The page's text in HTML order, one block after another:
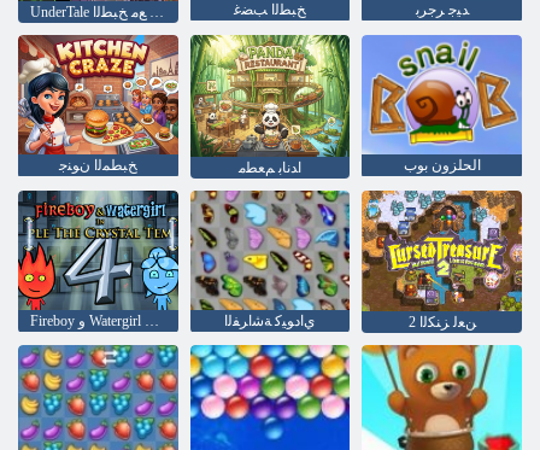
ﺦﺒﻄﻟﺍ ﺐﻀﻏ ﺪﻴﺟ ﺮﺟﺮﺑ
ﺦﺒﻄﻤﻟﺍ ﻥﻮﻨﺟ ﺍﺪﻧﺎﺑ ﻢﻌﻄﻣ الحلزون بوب
Fireboy ﻭ Watergirl 4: Crystal Temple ﻱﺍﺩﻮﻴﻛ ﺔﺷﺍﺮﻔﻟﺍ 2 ﻦﻌﻟ ﺰﻨﻜﻟﺍ